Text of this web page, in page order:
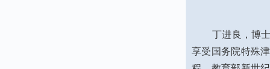
丁进良，博士
享受国务院特殊